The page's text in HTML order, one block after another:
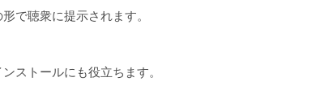
で聴衆に提示されます。
ストールにも役立ちます。